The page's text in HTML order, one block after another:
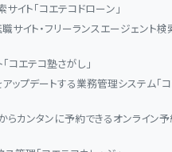
イト「コエテコドローン」
サイト・フリーランスエージェント検
コエテコ塾さがし」
ップデートする業務管理システム「
らカンタンに予約できるオンライン